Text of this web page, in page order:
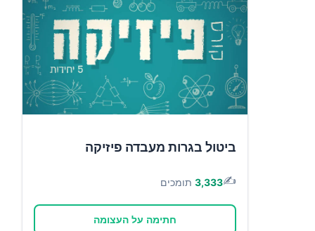
ביטול בגרות מעבדה פיזיקה
✍️
3,333 תומכים
חתימה על העצומה